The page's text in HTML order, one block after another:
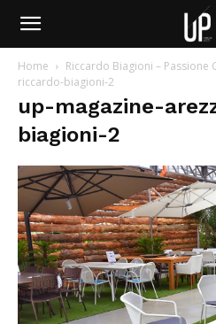
Home Riccardo Biagioni – Passione
riccardo-biagioni-2
up-magazine-
biagioni-2